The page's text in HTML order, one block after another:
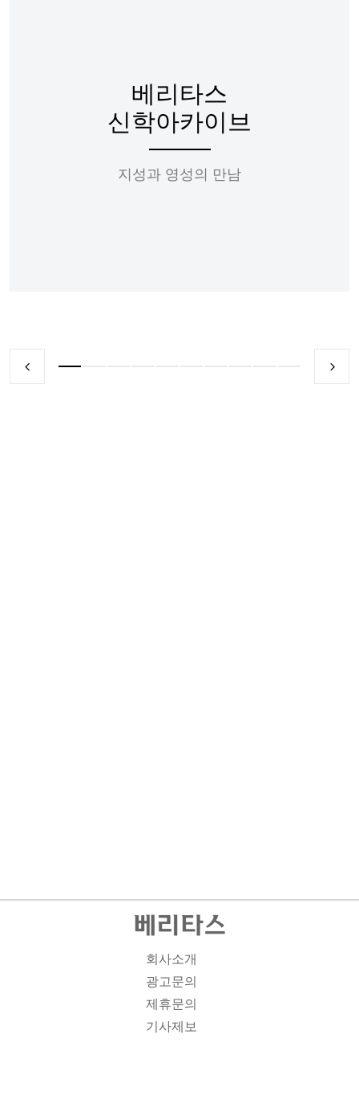
베리타스
신학아카이브
지성과 영성의 만남
회사소개
광고문의
제휴문의
기사제보